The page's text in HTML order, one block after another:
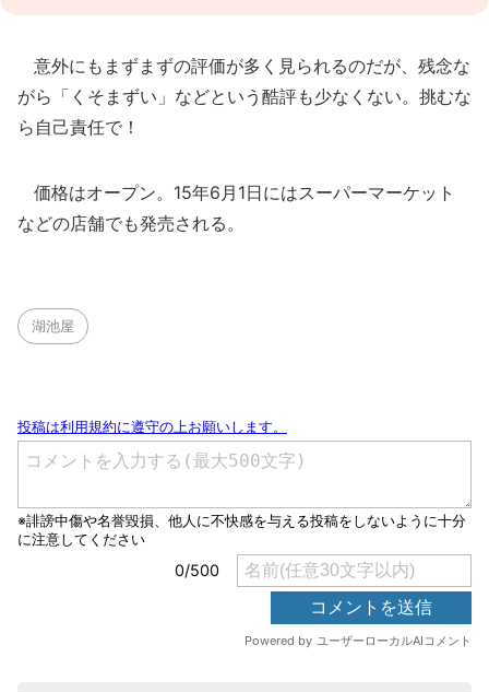
意外にもまずまずの評価が多く見られるのだが、残念な
がら「くそまずい」などという酷評も少なくない。挑むな
ら自己責任で！
価格はオープン。15年6月1日にはスーパーマーケット
などの店舗でも発売される。
湖池屋